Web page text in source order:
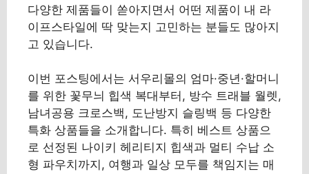
다양한 제품들이 쏟아지면서 어떤 제품이 내 라
이프스타일에 딱 맞는지 고민하는 분들도 많아지
고 있습니다.
이번 포스팅에서는 서우리몰의 엄마·중년·할머니
를 위한 꽃무늬 힙색 복대부터, 방수 트래블 월렛,
남녀공용 크로스백, 도난방지 슬링백 등 다양한
특화 상품들을 소개합니다. 특히 베스트 상품으
로 선정된 나이키 헤리티지 힙색과 멀티 수납 소
형 파우치까지, 여행과 일상 모두를 책임지는 매